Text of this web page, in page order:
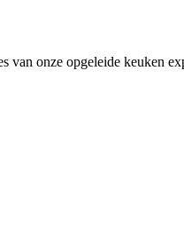
van onze opgeleide keuken